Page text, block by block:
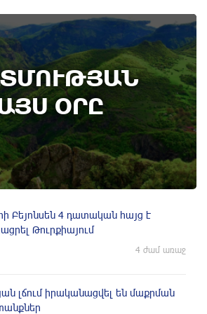
ՕՐԸ
of August
օր. պատմության
օրը (7 օգոստոս)
Բեյոնսեն ​​4 դատական հայց է
Թուրքիայում
4 ժամ առաջ
լճում իրականացվել են մաքրման